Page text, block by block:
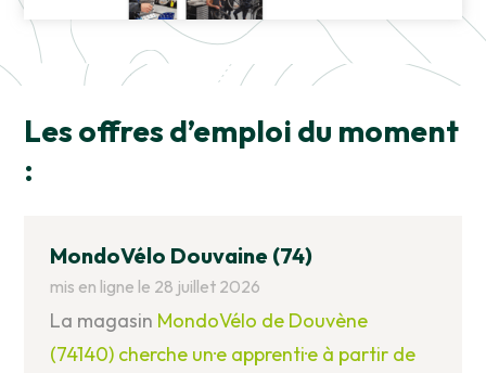
Les offres d’emploi du moment
:
MondoVélo Douvaine (74)
mis en ligne le 28 juillet 2026
La magasin MondoVélo de Douvène
(74140) cherche un·e apprenti·e à partir de